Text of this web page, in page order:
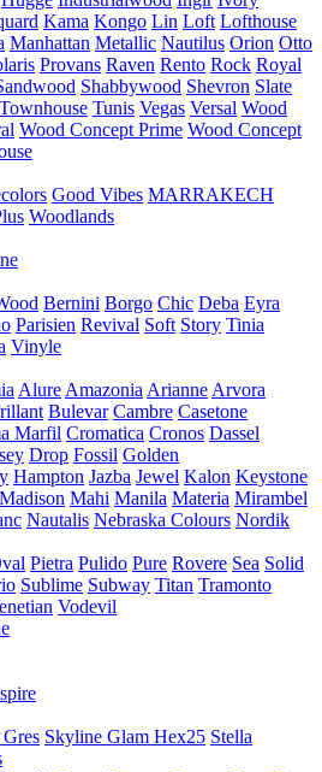
Kama Kongo Lin Loft Lofthouse
Manhattan Metallic Nautilus Orion Otto
Provans Raven Rento Rock Royal
Shabbywood Shevron Slate
Townhouse Tunis Vegas Versal Wood
Wood Concept Prime Wood Concept
Good Vibes MARRAKECH
Woodlands
Bernini Borgo Chic Deba Eyra
Parisien Revival Soft Story Tinia
Vinyle
Alure Amazonia Arianne Arvora
Bulevar Cambre Casetone
Marfil Cromatica Cronos Dassel
Drop Fossil Golden
Hampton Jazba Jewel Kalon Keystone
Madison Mahi Manila Materia Mirambel
Nautalis Nebraska Colours Nordik
Pietra Pulido Pure Rovere Sea Solid
Sublime Subway Titan Tramonto
Vodevil
Skyline Glam Hex25 Stella